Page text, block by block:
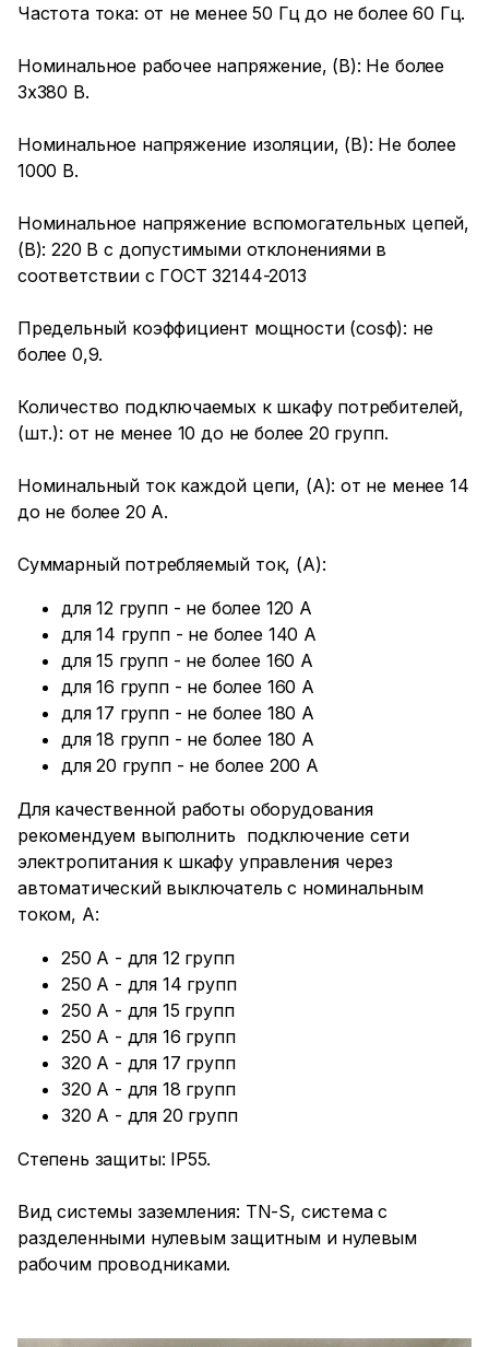
Частота тока: от не менее 50 Гц до не более 60 Гц.
Номинальное рабочее напряжение, (В): Не более
3х380 В.
Номинальное напряжение изоляции, (В): Не более
1000 В.
Номинальное напряжение вспомогательных цепей,
(В): 220 В с допустимыми отклонениями в
соответствии с ГОСТ 32144-2013
Предельный коэффициент мощности (cosϕ): не
более 0,9.
Количество подключаемых к шкафу потребителей,
(шт.): от не менее 10 до не более 20 групп.
Номинальный ток каждой цепи, (А): от не менее 14
до не более 20 А.
Суммарный потребляемый ток, (А):
для 12 групп - не более 120 А
для 14 групп - не более 140 А
для 15 групп - не более 160 А
для 16 групп - не более 160 А
для 17 групп - не более 180 А
для 18 групп - не более 180 А
для 20 групп - не более 200 А
Для качественной работы оборудования
рекомендуем выполнить подключение сети
электропитания к шкафу управления через
автоматический выключатель с номинальным
током, А:
250 А - для 12 групп
250 А - для 14 групп
250 А - для 15 групп
250 А - для 16 групп
320 А - для 17 групп
320 А - для 18 групп
320 А - для 20 групп
Степень защиты: IP55.
Вид системы заземления: TN-S, система с
разделенными нулевым защитным и нулевым
рабочим проводниками.